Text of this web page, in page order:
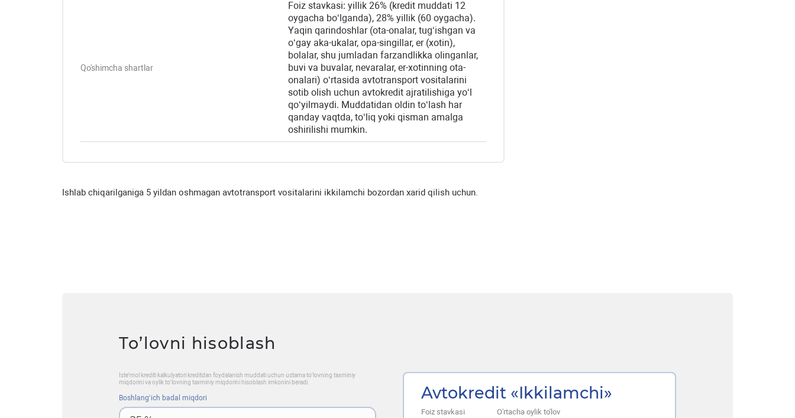
Qo'shimcha shartlar
Foiz stavkasi: yillik 26% (kredit muddati 12
oygacha bo‘lganda), 28% yillik (60 oygacha).
Yaqin qarindoshlar (ota-onalar, tug‘ishgan va
o‘gay aka-ukalar, opa-singillar, er (xotin),
bolalar, shu jumladan farzandlikka olinganlar,
buvi va buvalar, nevaralar, er-xotinning ota-
onalari) o‘rtasida avtotransport vositalarini
sotib olish uchun avtokredit ajratilishiga yo‘l
qo‘yilmaydi. Muddatidan oldin to‘lash har
qanday vaqtda, to‘liq yoki qisman amalga
oshirilishi mumkin.
Ishlab chiqarilganiga 5 yildan oshmagan avtotransport vositalarini ikkilamchi bozordan xarid qilish uchun.
To’lovni hisoblash
Iste'mol krediti kalkulyatori kreditdan foydalanish muddati uchun ustama to'lovning taxminiy
miqdorini va oylik to'lovning taxminiy miqdorini hisoblash imkonini beradi.
Boshlangʻich badal miqdori Avtokredit «Ikkilamchi»
Foiz stavkasi O'rtacha oylik to'lov